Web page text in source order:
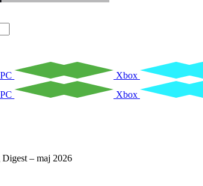
PC Xbox
PC
Xbox
– maj 2026